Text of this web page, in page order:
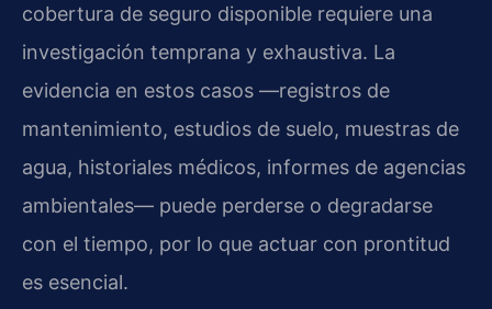
cobertura de seguro disponible requiere una
investigación temprana y exhaustiva. La
evidencia en estos casos —registros de
mantenimiento, estudios de suelo, muestras de
agua, historiales médicos, informes de agencias
ambientales— puede perderse o degradarse
con el tiempo, por lo que actuar con prontitud
es esencial.